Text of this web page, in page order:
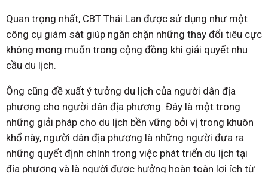
Quan trọng nhất, CBT Thái Lan được sử dụng như một
công cụ giám sát giúp ngăn chặn những thay đổi tiêu cực
không mong muốn trong cộng đồng khi giải quyết nhu
cầu du lịch.
Ông cũng đề xuất ý tưởng du lịch của người dân địa
phương cho người dân địa phương. Đây là một trong
những giải pháp cho du lịch bền vững bởi vị trong khuôn
khổ này, người dân địa phương là những người đưa ra
những quyết định chính trong việc phát triển du lịch tại
địa phương và là người được hưởng hoàn toàn lợi ích từ